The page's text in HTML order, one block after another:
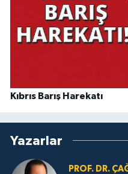
Kıbrıs Barış Harekatı
Yazarlar
PROF. DR.